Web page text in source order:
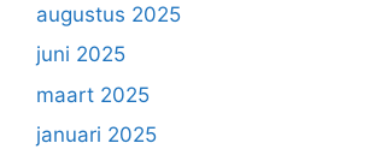
augustus 2025
juni 2025
maart 2025
januari 2025